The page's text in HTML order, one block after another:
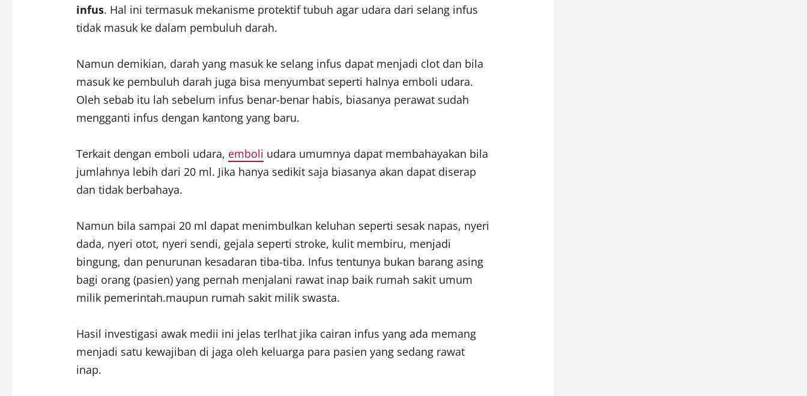
infus. Hal ini termasuk mekanisme protektif tubuh agar udara dari selang infus
tidak masuk ke dalam pembuluh darah.
Namun demikian, darah yang masuk ke selang infus dapat menjadi clot dan bila
masuk ke pembuluh darah juga bisa menyumbat seperti halnya emboli udara.
Oleh sebab itu lah sebelum infus benar-benar habis, biasanya perawat sudah
mengganti infus dengan kantong yang baru.
Terkait dengan emboli udara, emboli udara umumnya dapat membahayakan bila
jumlahnya lebih dari 20 ml. Jika hanya sedikit saja biasanya akan dapat diserap
dan tidak berbahaya.
Namun bila sampai 20 ml dapat menimbulkan keluhan seperti sesak napas, nyeri
dada, nyeri otot, nyeri sendi, gejala seperti stroke, kulit membiru, menjadi
bingung, dan penurunan kesadaran tiba-tiba. Infus tentunya bukan barang asing
bagi orang (pasien) yang pernah menjalani rawat inap baik rumah sakit umum
milik pemerintah.maupun rumah sakit milik swasta.
Hasil investigasi awak medii ini jelas terlhat jika cairan infus yang ada memang
menjadi satu kewajiban di jaga oleh keluarga para pasien yang sedang rawat
inap.